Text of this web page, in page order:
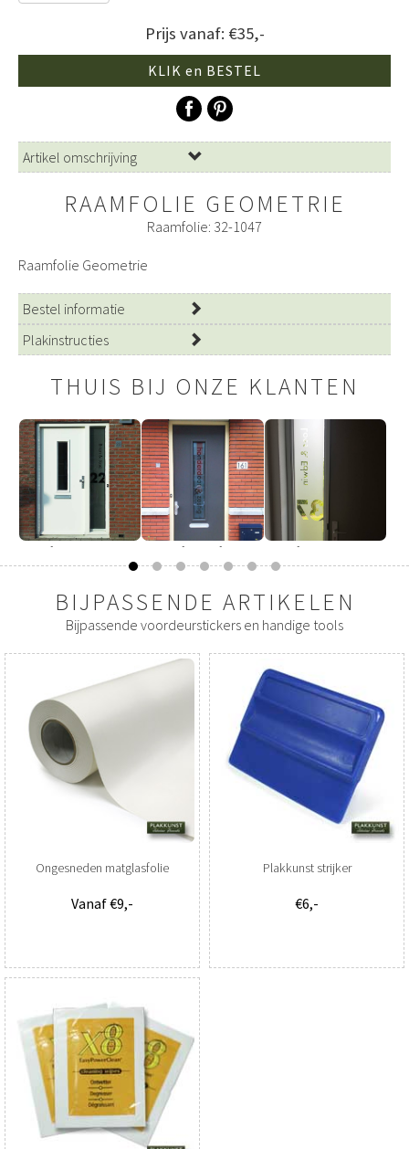
Prijs vanaf: €35,-
KLIK en BESTEL
Artikel omschrijving
RAAMFOLIE GEOMETRIE
Raamfolie: 32-1047
Raamfolie Geometrie
Bestel informatie
Plakinstructies
THUIS BIJ ONZE KLANTEN
Raamfolie Center Brian
en Jose
Raamfolie cijfers en
letters
Raamfolie Center Loes
en Edwin
BIJPASSENDE ARTIKELEN
Bijpassende voordeurstickers en handige tools
Ongesneden matglasfolie
Vanaf €9,-
Plakkunst strijker
€6,-